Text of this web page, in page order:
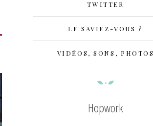
TWITTER
LE SAVIEZ-VOUS ?
VIDÉOS, SONS, PHOTOS
Hopwork